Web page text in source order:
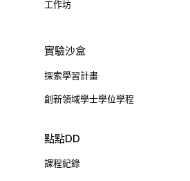
工作坊
實驗沙盒
探索學習計畫
創新領域學士學位學程
點點DD
課程紀錄